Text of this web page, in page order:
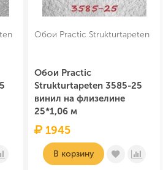
Обои Practic Strukturtapeten
Обои Practic
Strukturtapeten 3585-25
винил на флизелине
25*1,06 м
1945
В корзину